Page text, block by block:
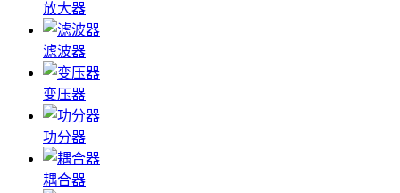
放大器
滤波器
变压器
功分器
耦合器